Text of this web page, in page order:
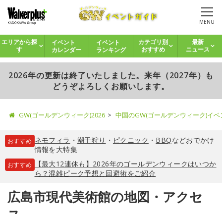
MENU
エリアから探
す
イベント
カレンダー
イベント
ランキング
カテゴリ別
おすすめ
最新
ニュース
2026年の更新は終了いたしました。来年（2027年）も
どうぞよろしくお願いします。
GW(ゴールデンウィーク)2026 中国のGW(ゴールデンウィーク)イ
おすすめ ネモフィラ ・ 潮干狩り ・ ピクニック ・ BBQなどおでかけ
情報を大特集
おすすめ
【最大12連休も】2026年のゴールデンウィークはいつか
ら？混雑ピーク予想と回避術をご紹介
広島市現代美術館の地図・アクセ